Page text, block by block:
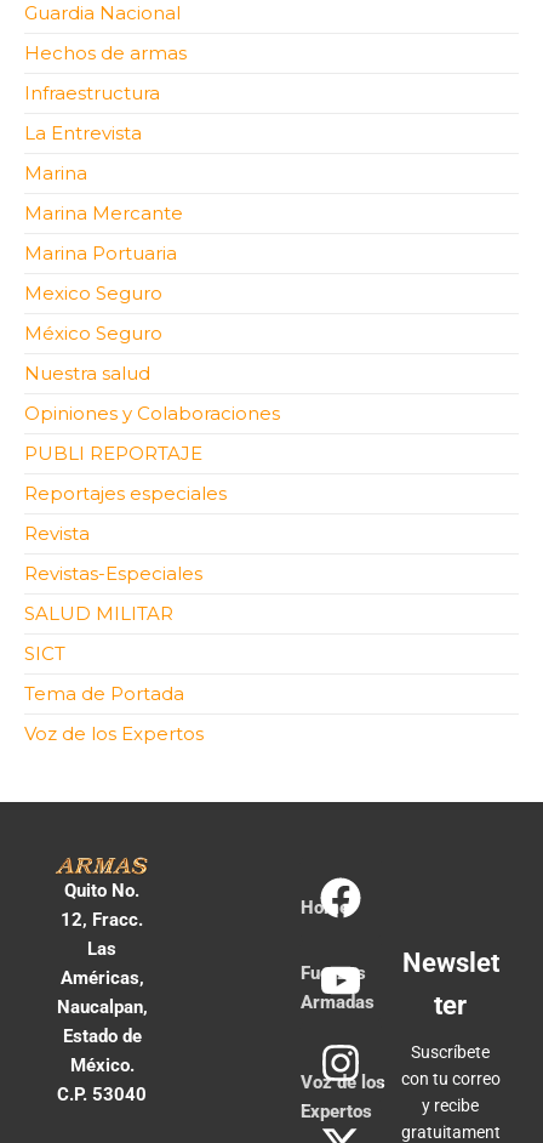
Guardia Nacional
Hechos de armas
Infraestructura
La Entrevista
Marina
Marina Mercante
Marina Portuaria
Mexico Seguro
México Seguro
Nuestra salud
Opiniones y Colaboraciones
PUBLI REPORTAJE
Reportajes especiales
Revista
Revistas-Especiales
SALUD MILITAR
SICT
Tema de Portada
Voz de los Expertos
Quito No.
12, Fracc.
Las
Américas,
Naucalpan,
Estado de
México.
C.P. 53040
Home
Fuerzas
Armadas
Voz de los
Expertos
Newslet
ter
Suscríbete
con tu correo
y recibe
gratuitament